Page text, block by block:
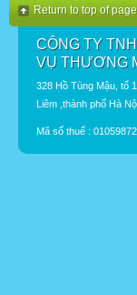
Return to top of page
CÔNG TY
VỤ THƯƠNG
328 Hồ Tùng Mậu, tổ
Liêm ,thành phố Hà
Mã số thuế :